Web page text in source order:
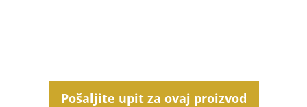
Pošaljite upit za ovaj proizvod